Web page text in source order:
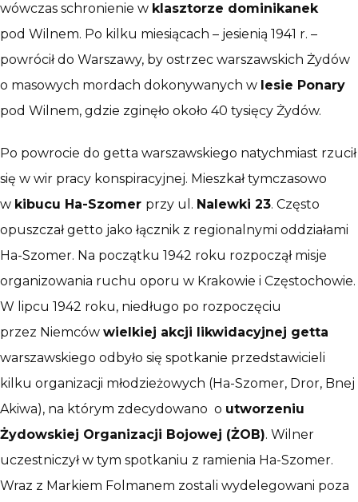
wówczas schronienie w klasztorze dominikanek
pod Wilnem. Po kilku miesiącach – jesienią 1941 r. –
powrócił do Warszawy, by ostrzec warszawskich Żydów
o masowych mordach dokonywanych w lesie Ponary
pod Wilnem, gdzie zginęło około 40 tysięcy Żydów.
Po powrocie do getta warszawskiego natychmiast rzucił
się w wir pracy konspiracyjnej. Mieszkał tymczasowo
w kibucu Ha-Szomer przy ul. Nalewki 23. Często
opuszczał getto jako łącznik z regionalnymi oddziałami
Ha-Szomer. Na początku 1942 roku rozpoczął misje
organizowania ruchu oporu w Krakowie i Częstochowie.
W lipcu 1942 roku, niedługo po rozpoczęciu
przez Niemców wielkiej akcji likwidacyjnej getta
warszawskiego odbyło się spotkanie przedstawicieli
kilku organizacji młodzieżowych (Ha-Szomer, Dror, Bnej
Akiwa), na którym zdecydowano o utworzeniu
Żydowskiej Organizacji Bojowej (ŻOB). Wilner
uczestniczył w tym spotkaniu z ramienia Ha-Szomer.
Wraz z Markiem Folmanem zostali wydelegowani poza